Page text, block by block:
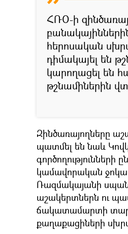
ՀՌՕ-ի
հերոսական
դիմակայել են
կարողացել են
թշնամիներին
Զինծառայողները
պատմել են նաև
կամավորական
Ռազմակայանի
աշակերտներն ու
ճակատամարտի
քաղաքացիների